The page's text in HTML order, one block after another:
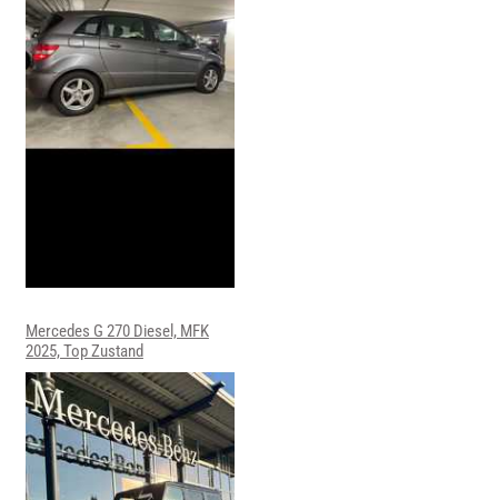
Mercedes G 270 Diesel, MFK
2025, Top Zustand